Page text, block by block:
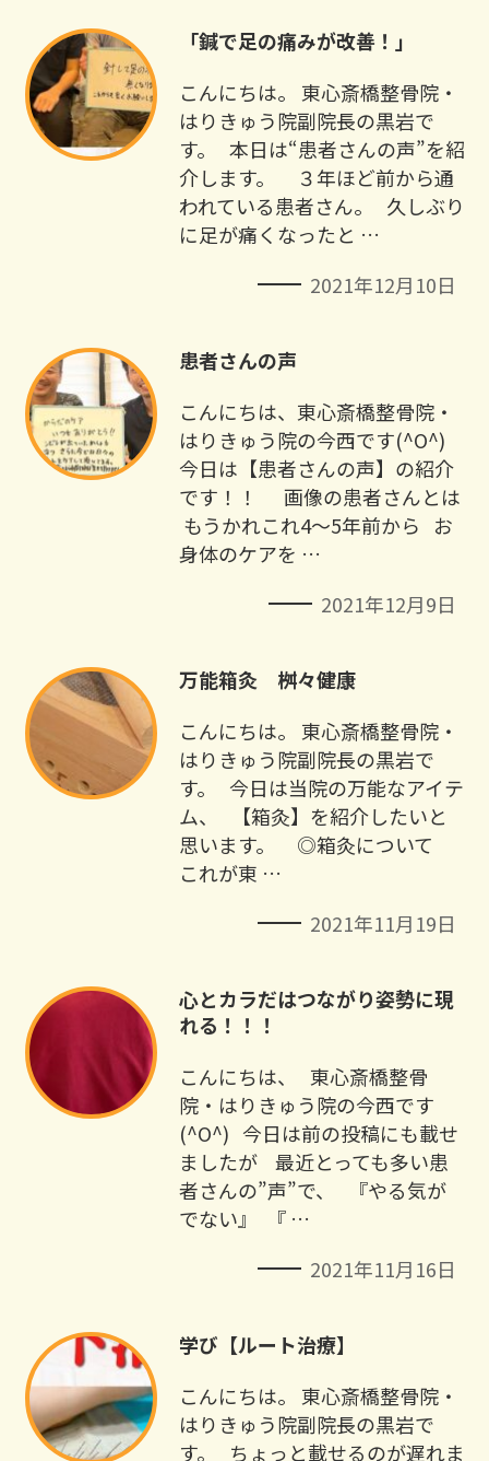
「鍼で足の痛みが改善！」
こんにちは。 東心斎橋整骨院・
はりきゅう院副院長の黒岩で
す。 本日は“患者さんの声”を紹
介します。 ３年ほど前から通
われている患者さん。 久しぶり
に足が痛くなったと …
2021年12月10日
患者さんの声
こんにちは、東心斎橋整骨院・
はりきゅう院の今西です(^O^) ⁡ ⁡ ⁡ ⁡
今日は【患者さんの声】の紹介
です！！ ⁡ ⁡ ⁡ 画像の患者さんとは ⁡
⁡ もうかれこれ4〜5年前から ⁡ ⁡ お
身体のケアを …
2021年12月9日
万能箱灸 桝々健康
こんにちは。 東心斎橋整骨院・
はりきゅう院副院長の黒岩で
す。 今日は当院の万能なアイテ
ム、 【箱灸】を紹介したいと
思います。 ◎箱灸について
これが東 …
2021年11月19日
心とカラだはつながり姿勢に現
れる！！！
こんにちは、 ⁡ ⁡ 東心斎橋整骨
院・はりきゅう院の今西です
(^O^) ⁡ ⁡ 今日は前の投稿にも載せ
ましたが ⁡ ⁡ ⁡ 最近とっても多い患
者さんの”声”で、 ⁡ ⁡ 『やる気が
でない』 ⁡ 『 …
2021年11月16日
学び【ルート治療】
こんにちは。 東心斎橋整骨院・
はりきゅう院副院長の黒岩で
す。 ちょっと載せるのが遅れま